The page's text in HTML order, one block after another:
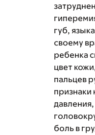
губ,
своему
ребенка
цвет
пальцев
признаки
давления,
боль в